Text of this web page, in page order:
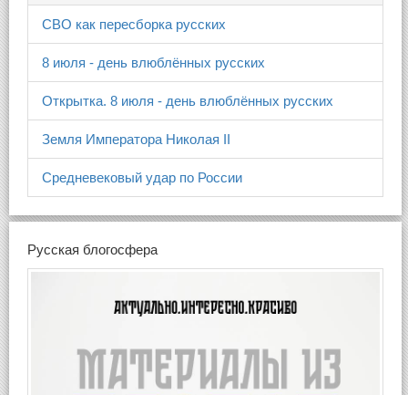
СВО как пересборка русских
8 июля - день влюблённых русских
Открытка. 8 июля - день влюблённых русских
Земля Императора Николая II
Средневековый удар по России
Русская блогосфера